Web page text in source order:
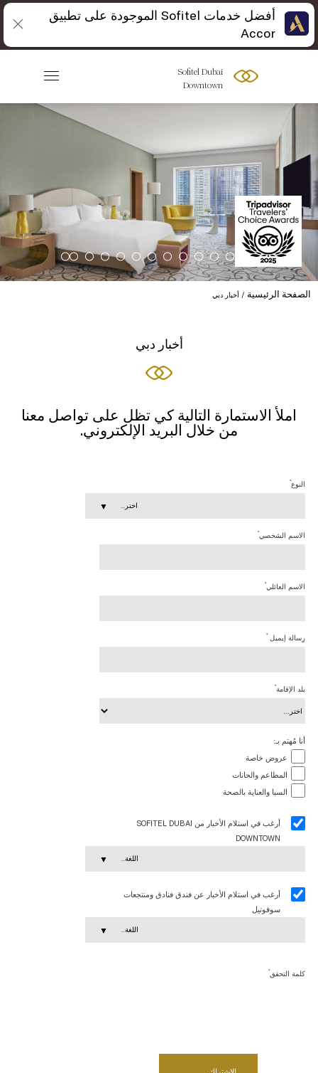
Sofitel Dubai
Downtown
الصفحة الرئيسية أخبار دبي
أخبار دبي
املأ الاستمارة التالية كي تظل على تواصل معنا
من خلال البريد الإلكتروني.
النوع*
اختر...
الاسم الشخصي*
الاسم العائلي*
رِسالة إيميل *
بلد الإقامة*
أنا مُهتم بـ:
عروض خاصة
المطاعم والحانات
السبا والعناية بالصحة
أرغب في استلام الأخبار من SOFITEL DUBAI
DOWNTOWN
اللغة...
أرغب في استلام الأخبار عن فندق فنادق ومنتجعات
سوفوتيل
اللغة...
كلمة التحقق*
أفضل خدمات Sofitel الموجودة على تطبيق
Accor